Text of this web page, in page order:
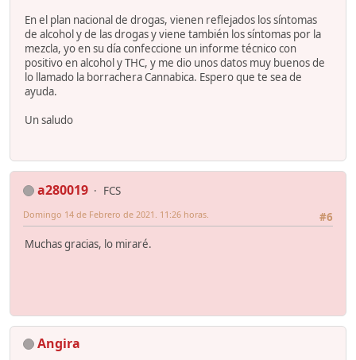
En el plan nacional de drogas, vienen reflejados los síntomas
de alcohol y de las drogas y viene también los síntomas por la
mezcla, yo en su día confeccione un informe técnico con
positivo en alcohol y THC, y me dio unos datos muy buenos de
lo llamado la borrachera Cannabica. Espero que te sea de
ayuda.
Un saludo
a280019
FCS
#6
Domingo 14 de Febrero de 2021. 11:26 horas.
Muchas gracias, lo miraré.
Angira